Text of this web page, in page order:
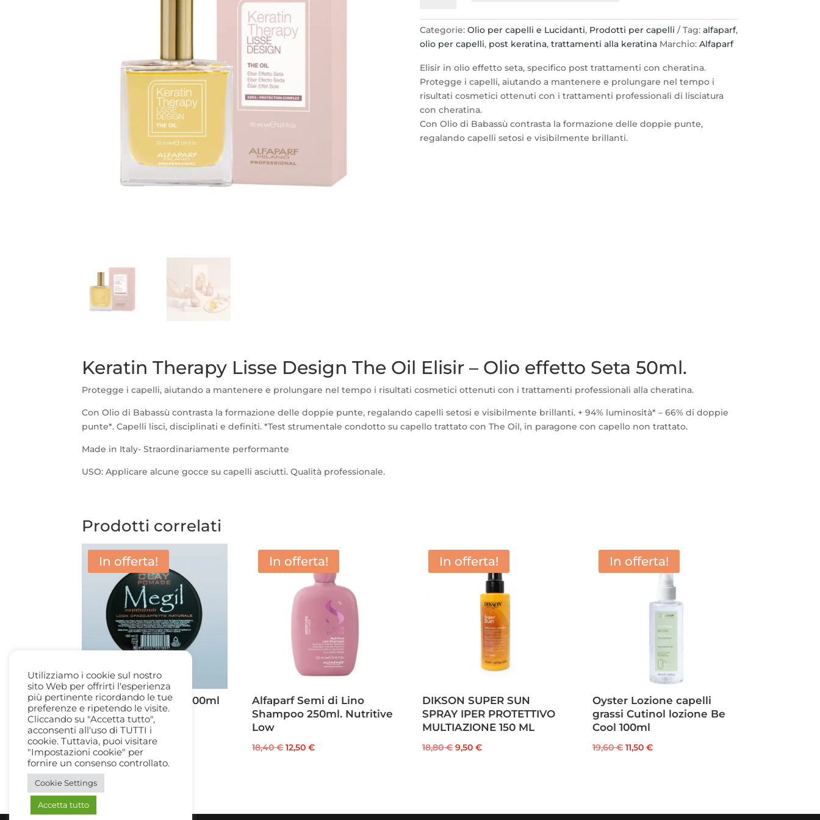
Oil
Elisir
-
Olio
effetto
Seta
50ml.
quantità
Categorie:Olio per capelli e Lucidanti, Prodotti per capelli Tag:alfaparf,
olio per capelli, post keratina,trattamenti alla keratina Marchio:Alfaparf
Elisir in olio effetto seta, specifico post trattamenti con cheratina.
Protegge i capelli, aiutando a mantenere e prolungare nel tempo i
risultati cosmetici ottenuti con i trattamenti professionali di lisciatura
con cheratina.
Con Olio di Babassù contrasta la formazione delle doppie punte,
regalando capelli setosi e visibilmente brillanti.
Keratin Therapy Lisse Design The Oil Elisir – Olio effetto Seta 50ml.
Protegge i capelli, aiutando a mantenere e prolungare nel tempo i risultati cosmetici ottenuti con i trattamenti professionali alla cheratina.
Con Olio di Babassù contrasta la formazione delle doppie punte, regalando capelli setosi e visibilmente brillanti. + 94% luminosità* – 66% di doppie
punte*. Capelli lisci, disciplinati e definiti. *Test strumentale condotto su capello trattato con The Oil, in paragone con capello non trattato.
Made in Italy- Straordinariamente performante
USO: Applicare alcune gocce su capelli asciutti. Qualità professionale.
Prodotti correlati
In offerta!
Megil Clay Pomade 100ml
Look Opaco, Effetto
Naturale
14,50€Il
prezzo
6,00€Il
prezzo
In offerta!
Alfaparf Semi di Lino
Shampoo 250ml. Nutritive
Low
18,40€ Il
12,50€Il
In offerta!
DIKSON SUPER SUN
SPRAY IPER PROTETTIVO
MULTIAZIONE 150 ML
18,80€ Il
9,50€Il
In offerta!
Oyster Lozione capelli
grassi Cutinol lozione Be
Cool 100ml
19,60€ Il
11,50€Il
Utilizziamo i cookie sul nostro
sito Web per offrirti l'esperienza
più pertinente ricordando le tue
preferenze e ripetendo le visite.
Cliccando su "Accetta tutto",
acconsenti all'uso di TUTTI i
cookie. Tuttavia, puoi visitare
"Impostazioni cookie" per
fornire un consenso controllato.
Cookie Settings
Accetta tutto